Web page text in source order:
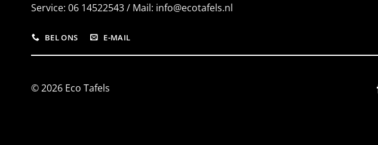
Service: 06 14522543 / Mail: info@ecotafels.nl
BEL ONS E-MAIL
© 2026 Eco Tafels